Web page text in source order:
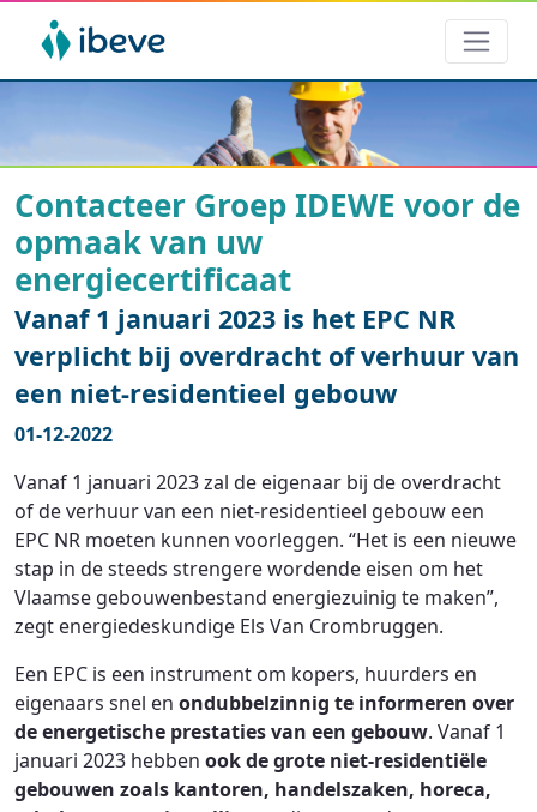
Contacteer Groep IDEWE voor de
opmaak van uw
energiecertificaat
Vanaf 1 januari 2023 is het EPC NR
verplicht bij overdracht of verhuur van
een niet-residentieel gebouw
01-12-2022
Vanaf 1 januari 2023 zal de eigenaar bij de overdracht
of de verhuur van een niet-residentieel gebouw een
EPC NR moeten kunnen voorleggen. “Het is een nieuwe
stap in de steeds strengere wordende eisen om het
Vlaamse gebouwenbestand energiezuinig te maken”,
zegt energiedeskundige Els Van Crombruggen.
Een EPC is een instrument om kopers, huurders en
eigenaars snel en ondubbelzinnig te informeren over
de energetische prestaties van een gebouw. Vanaf 1
januari 2023 hebben ook de grote niet-residentiële
gebouwen zoals kantoren, handelszaken, horeca,